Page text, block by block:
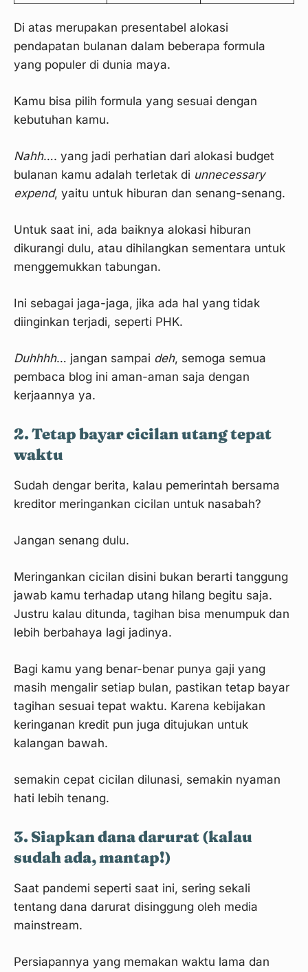
Di atas merupakan presentabel alokasi
pendapatan bulanan dalam beberapa formula
yang populer di dunia maya.
Kamu bisa pilih formula yang sesuai dengan
kebutuhan kamu.
Nahh…. yang jadi perhatian dari alokasi budget
bulanan kamu adalah terletak di unnecessary
expend, yaitu untuk hiburan dan senang-senang.
Untuk saat ini, ada baiknya alokasi hiburan
dikurangi dulu, atau dihilangkan sementara untuk
menggemukkan tabungan.
Ini sebagai jaga-jaga, jika ada hal yang tidak
diinginkan terjadi, seperti PHK.
Duhhhh… jangan sampai deh, semoga semua
pembaca blog ini aman-aman saja dengan
kerjaannya ya.
2. Tetap bayar cicilan utang tepat
waktu
Sudah dengar berita, kalau pemerintah bersama
kreditor meringankan cicilan untuk nasabah?
Jangan senang dulu.
Meringankan cicilan disini bukan berarti tanggung
jawab kamu terhadap utang hilang begitu saja.
Justru kalau ditunda, tagihan bisa menumpuk dan
lebih berbahaya lagi jadinya.
Bagi kamu yang benar-benar punya gaji yang
masih mengalir setiap bulan, pastikan tetap bayar
tagihan sesuai tepat waktu. Karena kebijakan
keringanan kredit pun juga ditujukan untuk
kalangan bawah.
semakin cepat cicilan dilunasi, semakin nyaman
hati lebih tenang.
3. Siapkan dana darurat (kalau
sudah ada, mantap!)
Saat pandemi seperti saat ini, sering sekali
tentang dana darurat disinggung oleh media
mainstream.
Persiapannya yang memakan waktu lama dan